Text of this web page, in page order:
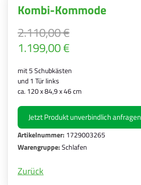
Kombi-Kommode
2.110,00 €
1.199,00 €
mit 5 Schubkästen
und 1 Tür links
ca. 120 x 84,9 x 46 cm
Jetzt Produkt unverbindlich anfragen
Artikelnummer: 1729003265
Warengruppe:Schlafen
Zurück